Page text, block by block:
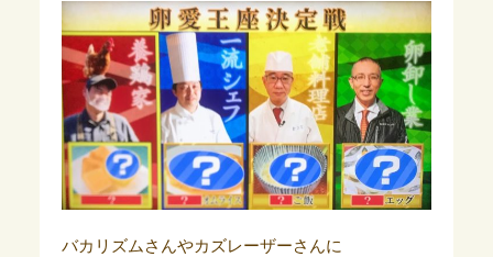
バカリズムさんやカズレーザーさんに